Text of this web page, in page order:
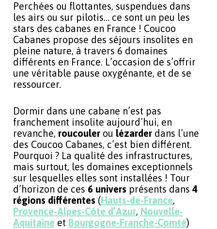
Perchées ou flottantes, suspendues dans
les airs ou sur pilotis… ce sont un peu les
stars des cabanes en France ! Coucoo
Cabanes propose des séjours insolites en
pleine nature, à travers 6 domaines
différents en France. L’occasion de s’offrir
une véritable pause oxygénante, et de se
ressourcer.
Dormir dans une cabane n’est pas
franchement insolite aujourd’hui, en
revanche, roucoulerou lézarderdans l’une
des Coucoo Cabanes, c’est bien différent.
Pourquoi ? La qualité des infrastructures,
mais surtout, les domaines exceptionnels
sur lesquelles elles sont installées ! Tour
d’horizon de ces 6 univers présents dans 4
régions différentes (Hauts-de-France,
Provence-Alpes-Côte d’Azur, Nouvelle-
Aquitaine et Bourgogne-Franche-Comté)